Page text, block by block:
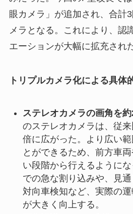
眼カメラ」が追加され、合計
メラとなる。これにより、認
エーションが大幅に拡充され
トリプルカメラ化による具体
ステレオカメラの画角を約
のステレオカメラは、従
倍に広がった。より広い
とができるため、前方車
い段階から行えるように
での急な割り込みや、見
対向車検知など、実際の
が大きく向上する。